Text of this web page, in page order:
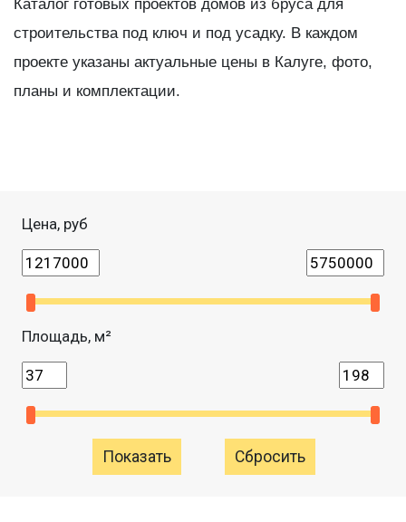
Каталог готовых проектов домов из бруса для
строительства под ключ и под усадку. В каждом
проекте указаны актуальные цены в Калуге, фото,
планы и комплектации.
Цена, руб
Площадь, м²
Сбросить